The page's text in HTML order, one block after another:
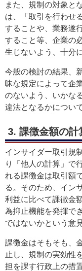
また、規制の対象と
は、「取引を行わせ
することや、業務遂
すること等、企業の
生じないよう、十分
今般の検討の結果、
昧な規定によって企
のないよう、いかな
違法となるかについ
3. 課徴金額の計
インサイダー取引規
り「他人の計算」で
れる課徴金は取引額
る。そのため、イン
利益に比べて課徴金
為抑止機能を発揮で
ではないかという意
課徴金はそもそも、
止し、規制の実効性
担を課す行政上の措